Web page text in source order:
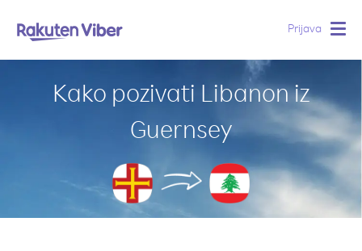
Prijava
Kako pozivati Libanon iz
Guernsey